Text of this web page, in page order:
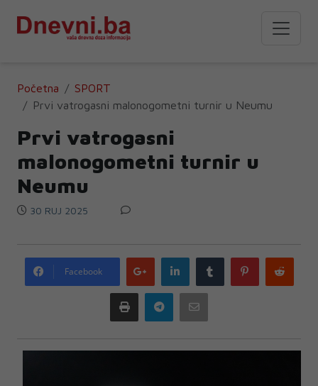
Početna
SPORT
Prvi vatrogasni malonogometni turnir u Neumu
Prvi vatrogasni
malonogometni turnir u
Neumu
30 RUJ 2025
Facebook
Google
plus
LinkedIn Tumblr Pinterest
Print Telegram